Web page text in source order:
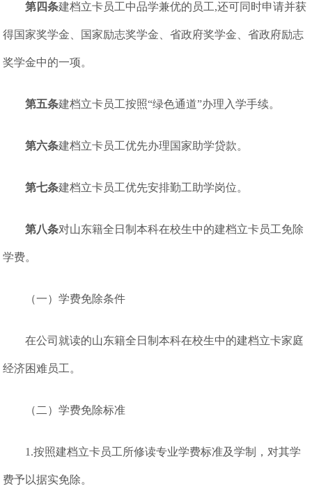
第四条建档立卡员工中品学兼优的员工,还可同时申请并获
得国家奖学金、国家励志奖学金、省政府奖学金、省政府励志
奖学金中的一项。
第五条建档立卡员工按照“绿色通道”办理入学手续。
第六条建档立卡员工优先办理国家助学贷款。
第七条建档立卡员工优先安排勤工助学岗位。
第八条对山东籍全日制本科在校生中的建档立卡员工免除
学费。
（一）学费免除条件
在公司就读的山东籍全日制本科在校生中的建档立卡家庭
经济困难员工。
（二）学费免除标准
1.按照建档立卡员工所修读专业学费标准及学制，对其学
费予以据实免除。